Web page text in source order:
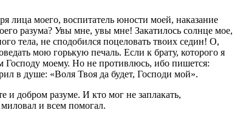
лица моего, воспитатель юности моей, наказание
разума? Увы мне, увы мне! Закатилось солнце мое,
тела, не сподобился поцеловать твоих седин! О,
мою горькую печаль. Если к брату, которого я
Господу моему. Но не противлюсь, ибо пишется:
в душе: «Воля Твоя да будет, Господи мой».
и добром разуме. И кто мог не заплакать,
и всем помогал.